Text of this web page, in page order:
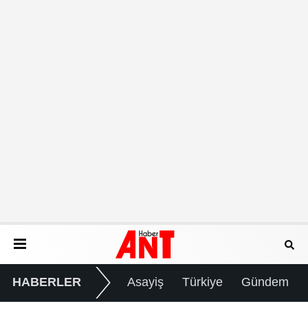
HABERLER Asayiş Türkiye Gündem